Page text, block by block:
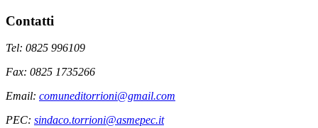
Contatti
Tel: 0825 996109
Fax: 0825 1735266
Email: comuneditorrioni@gmail.com
PEC: sindaco.torrioni@asmepec.it